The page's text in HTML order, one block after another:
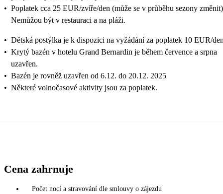
• Poplatek cca 25 EUR/zvíře/den (může se v průběhu sezony
Nemůžou být v restauraci a na pláži.
• Dětská postýlka je k dispozici na vyžádání za poplatek 10 EUR/
• Krytý bazén v hotelu Grand Bernardin je během července a srpna
uzavřen.
• Bazén je rovněž uzavřen od 6.12. do 20.12. 2025
• Některé volnočasové aktivity jsou za poplatek.
Cena zahrnuje
Počet nocí a stravování dle smlouvy o zájezdu